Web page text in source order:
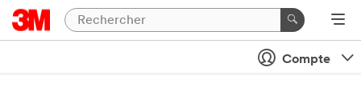
Compte